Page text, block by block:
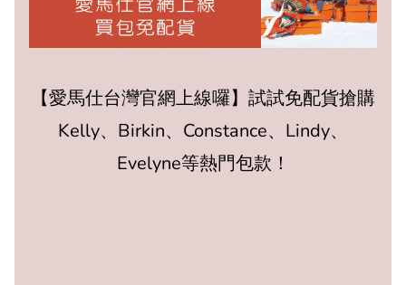
【愛馬仕台灣官網上線囉】試試免配貨搶購
Kelly、Birkin、Constance、Lindy、
Evelyne等熱門包款！